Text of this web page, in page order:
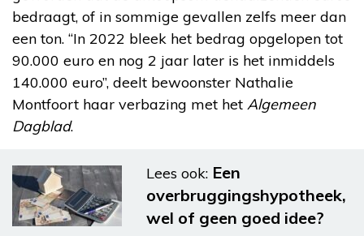
bedraagt, of in sommige gevallen zelfs meer dan
een ton. “In 2022 bleek het bedrag opgelopen tot
90.000 euro en nog 2 jaar later is het inmiddels
140.000 euro”, deelt bewoonster Nathalie
Montfoort haar verbazing met het Algemeen
Dagblad.
Lees ook: Een
overbruggingshypotheek,
wel of geen goed idee?